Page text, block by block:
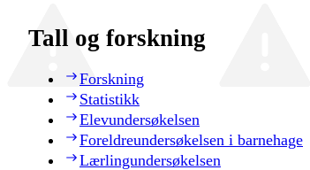
Tall og forskning
Forskning
Statistikk
Elevundersøkelsen
Foreldreundersøkelsen i barnehage
Lærlingundersøkelsen